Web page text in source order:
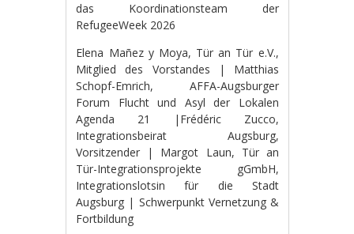
das Koordinationsteam der
RefugeeWeek 2026
Elena Mañez y Moya, Tür an Tür e.V.,
Mitglied des Vorstandes | Matthias
Schopf-Emrich, AFFA-Augsburger
Forum Flucht und Asyl der Lokalen
Agenda 21 |Frédéric Zucco,
Integrationsbeirat Augsburg,
Vorsitzender | Margot Laun, Tür an
Tür-Integrationsprojekte gGmbH,
Integrationslotsin für die Stadt
Augsburg | Schwerpunkt Vernetzung &
Fortbildung